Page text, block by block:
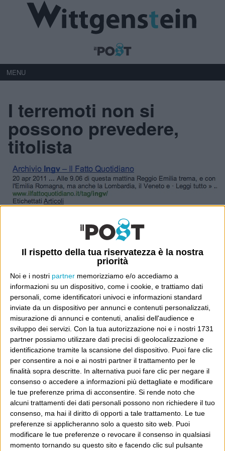
Il rispetto della tua riservatezza è la nostra
priorità
Noi e i nostri partner memorizziamo e/o accediamo a
informazioni su un dispositivo, come i cookie, e trattiamo dati
personali, come identificatori univoci e informazioni standard
inviate da un dispositivo per annunci e contenuti personalizzati,
misurazione di annunci e contenuti, analisi dell'audience e
sviluppo dei servizi. Con la tua autorizzazione noi e i nostri 1731
partner possiamo utilizzare dati precisi di geolocalizzazione e
identificazione tramite la scansione del dispositivo. Puoi fare clic
per consentire a noi e ai nostri partner il trattamento per le
finalità sopra descritte. In alternativa puoi fare clic per negare il
consenso o accedere a informazioni più dettagliate e modificare
le tue preferenze prima di acconsentire. Si rende noto che
alcuni trattamenti dei dati personali possono non richiedere il tuo
consenso, ma hai il diritto di opporti a tale trattamento. Le tue
preferenze si applicheranno solo a questo sito web. Puoi
modificare le tue preferenze o revocare il consenso in qualsiasi
momento tornando su questo sito e facendo clic sul pulsante
MENU
I terremoti non si
possono prevedere,
titolista
Ultimi articoli
La sinistra de coccio
Don’t feed the trolls
A chi pensi, quando senti dire “patrimoniale”?
Con due pistole caricate a salve e un canestro di parole
Cinquantaquattro contro quarantasei
Info
AI che scrive di Taylor Swift come se fossi io